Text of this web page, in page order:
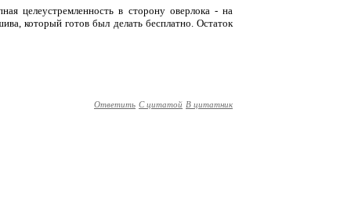
целеустремленность в сторону оверлока - на
который готов был делать бесплатно. Остаток
Ответить С цитатой В цитатник